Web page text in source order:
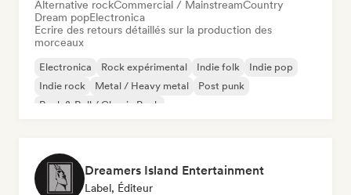
Alternative rockCommercial / MainstreamCountry
Dream popElectronica
Ecrire des retours détaillés sur la production des
morceaux
Electronica Rock expérimental Indie folk
Indie pop
Indie rock
Metal / Heavy metal
Post punk
Rock & Roll / Classic Rock
Dreamers Island Entertainment
Label, Éditeur